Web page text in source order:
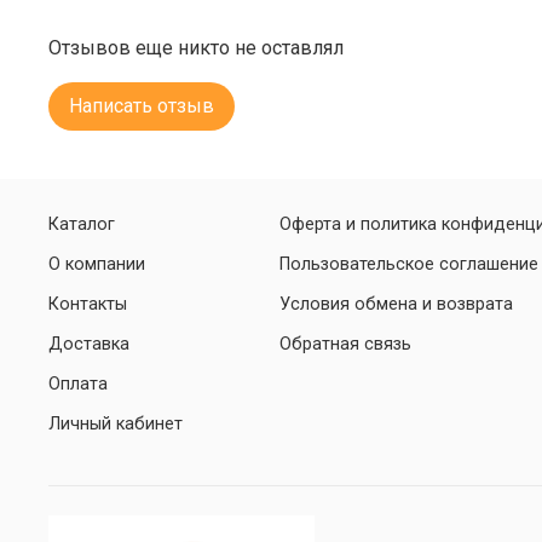
Отзывов еще никто не оставлял
Написать отзыв
Каталог
О компании
Контакты
Доставка
Оплата
Личный кабинет
Оферта и политика
Пользовательское соглашение
Условия обмена и возврата
Обратная связь